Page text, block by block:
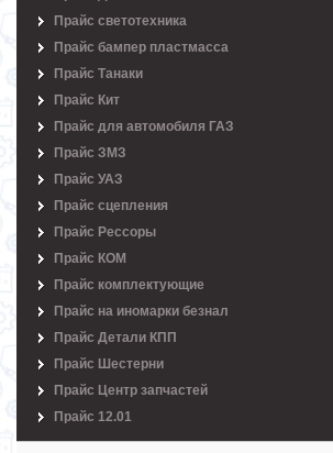
Прайс светотехника
Прайс бампер пластмасса
Прайс Танаки
Прайс Кит
Прайс для автомобиля ГАЗ
Прайс ЗМЗ
Прайс УАЗ
Прайс сцепления
Прайс Рессоры
Прайс КОМ
Прайс комплектующие
Прайс на иномарки безнал
Прайс Детали КПП
Прайс Шестерни
Прайс Центр запчастей
Прайс 12.01